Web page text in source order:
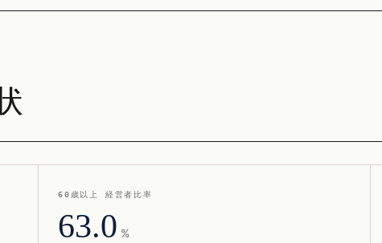
60歳以上 経営者比率
63.0 %